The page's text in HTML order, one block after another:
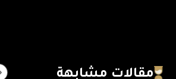
مقالات مشابهة